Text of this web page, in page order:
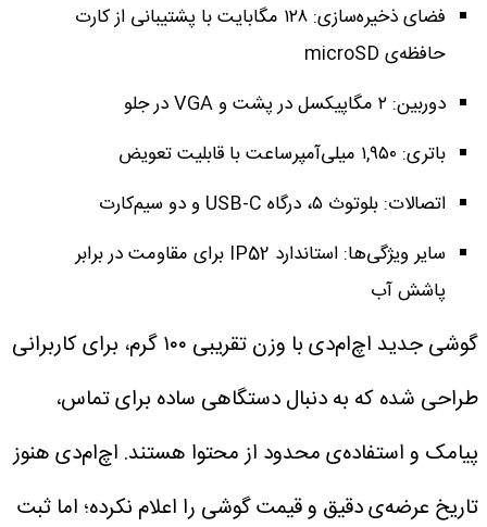
فضای ذخیره‌سازی: ۱۲۸ مگابایت با پشتیبانی از کارت
حافظه‌ی microSD
دوربین: ۲ مگاپیکسل در پشت و VGA در جلو
باتری: ۱,۹۵۰ میلی‌آمپرساعت با قابلیت تعویض
اتصالات: بلوتوث ۵، درگاه USB-C و دو سیم‌کارت
سایر ویژگی‌ها: استاندارد IP52 برای مقاومت در برابر
پاشش آب
گوشی جدید اچ‌ام‌دی با وزن تقریبی ۱۰۰ گرم، برای کاربرانی
طراحی شده که به دنبال دستگاهی ساده برای تماس،
پیامک و استفاده‌ی محدود از محتوا هستند. اچ‌ام‌دی هنوز
تاریخ عرضه‌ی دقیق و قیمت گوشی را اعلام نکرده؛ اما ثبت